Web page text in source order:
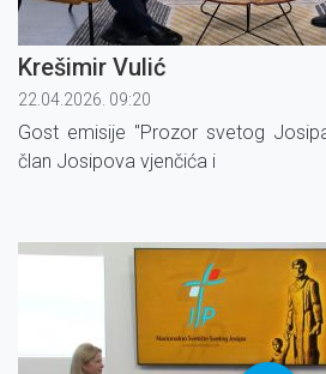
Krešimir Vulić
22.04.2026. 09:20
Gost emisije ''Prozor svetog
član Josipova vjenčića i